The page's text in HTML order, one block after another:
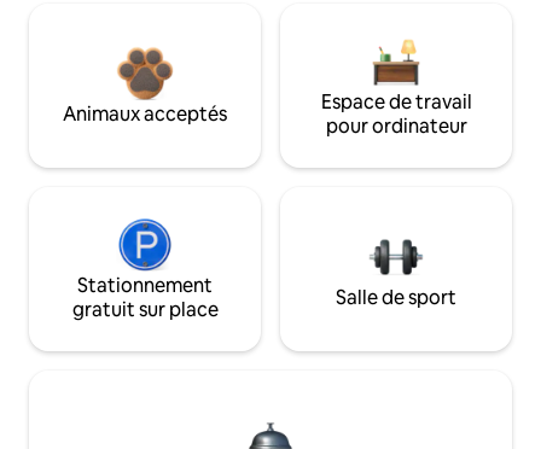
Animaux acceptés
Espace de travail
pour ordinateur
Stationnement
gratuit sur place
Salle de sport